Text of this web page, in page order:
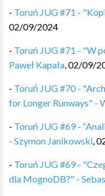
- Toruń JUG #71 -
02/09/2024
- Toruń JUG #71 - "W
Paweł Kapała,02/09/
- Toruń JUG #70 -
for Longer Runways" -
- Toruń JUG #69 -
- Szymon Janikowski,
- Toruń JUG #69 -
dla MognoDB?" -